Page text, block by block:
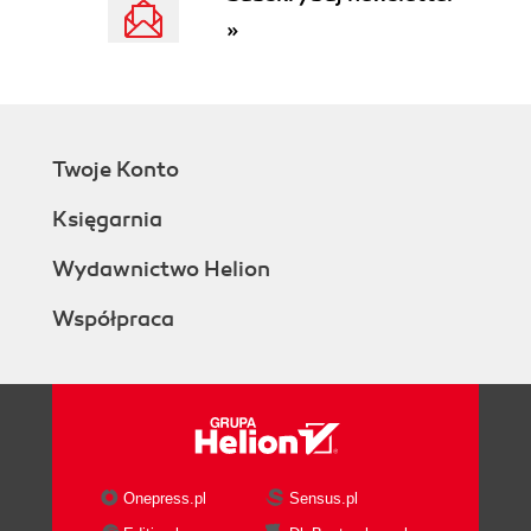
But sometimes you need more than just the
web server
helper app in the web server
servlets out.println() pretty much sucks.
introduced Java to HTML
Containers?
What does the Container give you?
How the Container handles a request
How it looks in code (what makes a servlet a
»
Twoje Konto
Księgarnia
Wydawnictwo Helion
Współpraca
Onepress.pl
Sensus.pl